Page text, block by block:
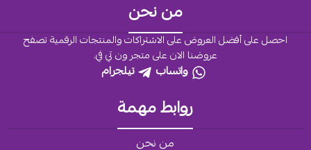
من نحن
احصل على أفضل العروض على الاشتراكات والمنتجات الرقمية تصفح
عروضنا الان على متجر ون تي في.
واتساب تيلجرام
روابط مهمة
من نحن